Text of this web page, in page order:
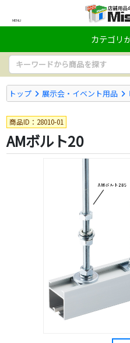
MENU
カテゴリ
トップ 展示会・イベント用品
商品ID：28010-01
AMボルト20